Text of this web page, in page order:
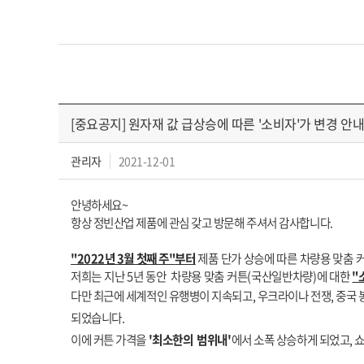
[중요공지] 원자재 값 급상승에 따른 '소비자'가 변경 안내
관리자 2021-12-01
안녕하세요~
항상 정빈산업 제품에 관심 갖고 방문해 주셔서 감사합니다.
"2022년 3월 첫째 주"부터제품 단가 상승에 따른 차량용 맞춤
저희는 지난 5년 동안 차량용 맞춤 커튼(국산일반차량)에 대한"
다만 최근에 세계적인 유행병이 지속되고, 우크라이나 전쟁, 중국
되었습니다.
이에 커튼 가격을'최소한의 범위내'에서 소폭 상승하게 되었고,